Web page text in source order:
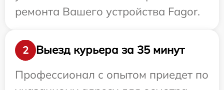
ремонта Вашего устройства Fagor.
2
Выезд курьера за 35 минут
Профессионал с опытом приедет по